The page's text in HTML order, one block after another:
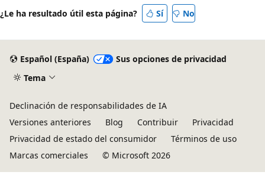
¿Le ha resultado útil esta página? Sí No
Español (España)
Sus opciones de privacidad
Tema
Declinación de responsabilidades de IA
Versiones anteriores
Blog Contribuir
Privacidad
Privacidad de estado del consumidor
Términos de uso
Marcas comerciales
© Microsoft 2026